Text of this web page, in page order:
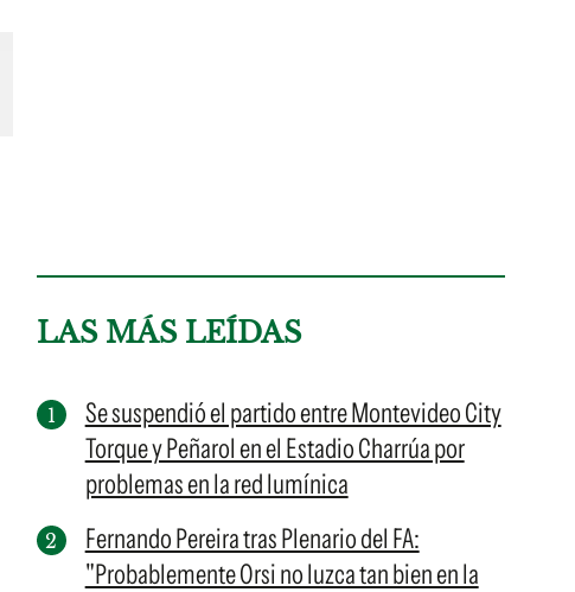
LAS MÁS LEÍDAS
Se suspendió el partido entre Montevideo City
Torque y Peñarol en el Estadio Charrúa por
problemas en la red lumínica
Fernando Pereira tras Plenario del FA:
"Probablemente Orsi no luzca tan bien en la